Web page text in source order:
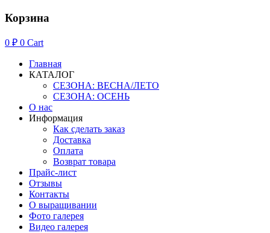
Корзина
0 ₽ 0 Cart
Главная
КАТАЛОГ
СЕЗОНА: ВЕСНА/ЛЕТО
СЕЗОНА: ОСЕНЬ
О нас
Информация
Как сделать заказ
Доставка
Оплата
Возврат товара
Прайс-лист
Отзывы
Контакты
О выращивании
Фото галерея
Видео галерея